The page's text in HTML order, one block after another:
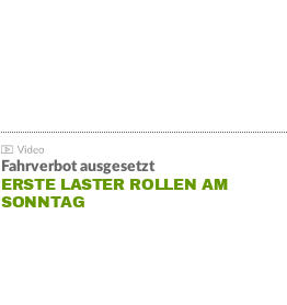
Fahrverbot ausgesetzt
ERSTE LASTER ROLLEN AM
SONNTAG